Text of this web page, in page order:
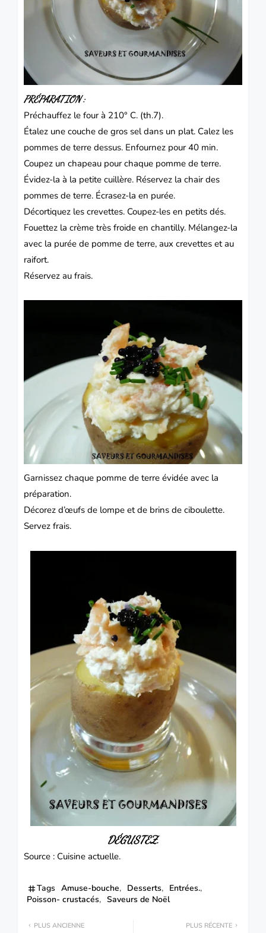
PRÉPARATION :
Préchauffez le four à 210° C. (th.7).
Étalez une couche de gros sel dans un plat. Calez les
pommes de terre dessus. Enfournez pour 40 min.
Coupez un chapeau pour chaque pomme de terre.
Évidez-la à la petite cuillère. Réservez la chair des
pommes de terre. Écrasez-la en purée.
Décortiquez les crevettes. Coupez-les en petits dés.
Fouettez la crème très froide en chantilly. Mélangez-la
avec la purée de pomme de terre, aux crevettes et au
raifort.
Réservez au frais.
Garnissez chaque pomme de terre évidée avec la
préparation.
Décorez d’œufs de lompe et de brins de ciboulette.
Servez frais.
DÉGUSTEZ.
Source : Cuisine actuelle.
Tags Amuse-bouche Desserts
Entrées.
Poisson- crustacés
Saveurs de Noël
PLUS RÉCENTE
PLUS ANCIENNE